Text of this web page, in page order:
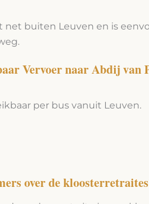
net buiten Leuven en is
Vervoer naar Abdij van
per bus vanuit Leuven.
over de